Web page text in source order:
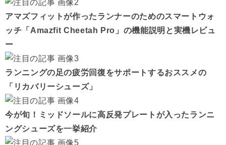
アマズフィットが作ったランナーのためのスマートウォ
ッチ「Amazfit Cheetah Pro」の機能説明と実機レビュ
ー
ランニングの足の疲労回復をサポートするおススメの
「リカバリーシューズ」
今が旬！ミッドソールに高反発プレートが入ったランニ
ングシューズを一挙紹介